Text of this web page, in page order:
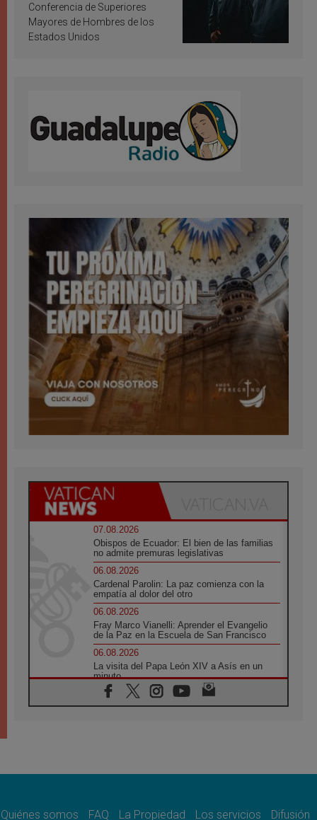
Conferencia de Superiores
Mayores de Hombres de los
Estados Unidos
07.08.2026
Obispos de Ecuador: El bien de las familias
no admite premuras legislativas
06.08.2026
Cardenal Parolin: La paz comienza con la
empatía al dolor del otro
06.08.2026
Fray Marco Vianelli: Aprender el Evangelio
de la Paz en la Escuela de San Francisco
06.08.2026
La visita del Papa León XIV a Asís en un
minuto
06.08.2026
El agradecimiento de los jóvenes al Papa:
Comienzan "Diez Días Oración por la Paz"
Quiénes somos FAQ La Propiedad Los servicios Difusión